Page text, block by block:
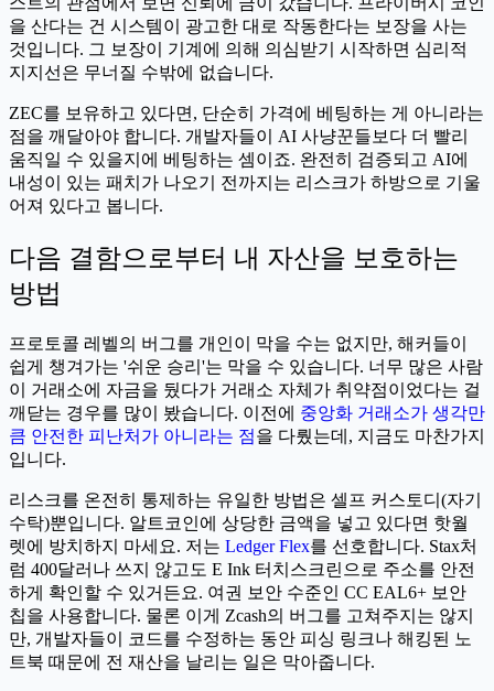
을 산다는 건 시스템이 광고한 대로 작동한다는 보장을 사는
것입니다. 그 보장이 기계에 의해 의심받기 시작하면 심리적
지지선은 무너질 수밖에 없습니다.
ZEC를 보유하고 있다면, 단순히 가격에 베팅하는 게 아니라는
점을 깨달아야 합니다. 개발자들이 AI 사냥꾼들보다 더 빨리
움직일 수 있을지에 베팅하는 셈이죠. 완전히 검증되고 AI에
내성이 있는 패치가 나오기 전까지는 리스크가 하방으로 기울
어져 있다고 봅니다.
다음 결함으로부터 내 자산을 보호하는
방법
프로토콜 레벨의 버그를 개인이 막을 수는 없지만, 해커들이
쉽게 챙겨가는 '쉬운 승리'는 막을 수 있습니다. 너무 많은 사람
이 거래소에 자금을 뒀다가 거래소 자체가 취약점이었다는 걸
깨닫는 경우를 많이 봤습니다. 이전에 중앙화 거래소가 생각만
큼 안전한 피난처가 아니라는 점을 다뤘는데, 지금도 마찬가지
입니다.
리스크를 온전히 통제하는 유일한 방법은 셀프 커스토디(자기
수탁)뿐입니다. 알트코인에 상당한 금액을 넣고 있다면 핫월
렛에 방치하지 마세요. 저는 Ledger Flex를 선호합니다. Stax처
럼 400달러나 쓰지 않고도 E Ink 터치스크린으로 주소를 안전
하게 확인할 수 있거든요. 여권 보안 수준인 CC EAL6+ 보안
칩을 사용합니다. 물론 이게 Zcash의 버그를 고쳐주지는 않지
만, 개발자들이 코드를 수정하는 동안 피싱 링크나 해킹된 노
트북 때문에 전 재산을 날리는 일은 막아줍니다.